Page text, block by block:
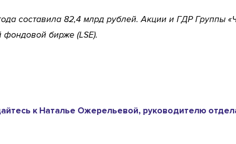
составила 82,4 млрд рублей. Акции и ГДР Группы
бирже (LSE).
к Наталье Ожерельевой, руководителю